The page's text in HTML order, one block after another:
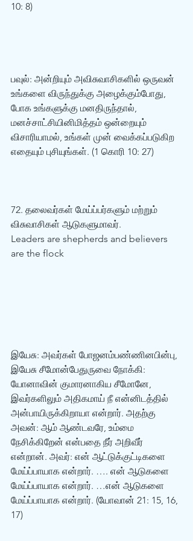
10: 8)
பவுல்: அன்றியும் அவிசுவாசிகளில் ஒருவன்
உங்களை விருந்துக்கு அழைக்கும்போது,
போக உங்களுக்கு மனதிருந்தால்,
மனச்சாட்சியினிமித்தம் ஒன்றையும்
விசாரியாமல், உங்கள் முன் வைக்கப்படுகிற
எதையும் புசியுங்கள். (1 கொரி 10: 27)
72. தலைவர்கள் மேய்ப்பர்களும் மற்றும்
விசுவாசிகள் ஆடுகளுமாவர்.
Leaders are shepherds and believers
are the flock
இயேசு: அவர்கள் போஜனம்பண்ணினபின்பு,
இயேசு சீமோன்பேதுருவை நோக்கி:
யோனாவின் குமாரனாகிய சீமோனே,
இவர்களிலும் அதிகமாய் நீ என்னிடத்தில்
அன்பாயிருக்கிறாயா என்றார். அதற்கு
அவன்: ஆம் ஆண்டவரே, உம்மை
நேசிக்கிறேன் என்பதை நீர் அறிவீர்
என்றான். அவர்: என் ஆட்டுக்குட்டிகளை
மேய்ப்பாயாக என்றார். …. என் ஆடுகளை
மேய்ப்பாயாக என்றார். …என் ஆடுகளை
மேய்ப்பாயாக என்றார். (யோவான் 21: 15, 16,
17)